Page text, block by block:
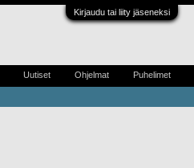
Kirjaudu tai liity jäseneksi
Uutiset Ohjelmat Puhelimet